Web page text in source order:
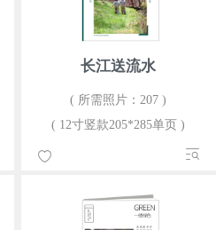
长江送流水
( 所需照片：207 )
( 12寸竖款205*285单页 )